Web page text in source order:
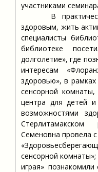
участниками
В
здоровым, жить
специалисты
библиотеке
долголетие», где
интересам
здоровью», в
сенсорной комнаты,
центра для детей и
возможностями
Семеновна провела
сенсорной
играя»